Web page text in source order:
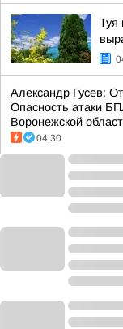
Туя
Александр Гусев:
Опасность атаки
Воронежской
04:30